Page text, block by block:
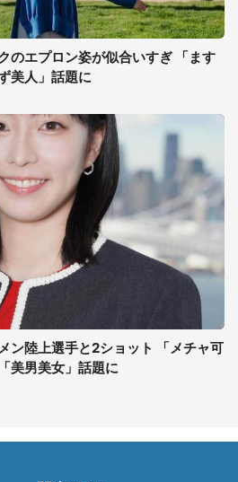
のエプロン姿が似合いすぎ 「ます
美人」話題に
ン陸上選手と2ショット 「メチャ可
美男美女」話題に